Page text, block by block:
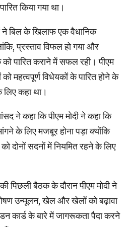
किया गया था।
ने बिल के खिलाफ एक वैधानिक
प्रस्ताव विफल हो गया और
पारित कराने में सफल रही। पीएम
को महत्वपूर्ण विधेयकों के पारित होने के
कहा था।
ने कहा कि पीएम मोदी ने कहा कि
के लिए मजबूर होना पड़ा क्योंकि
दोनों सदनों में नियमित रहने के लिए
बैठक के दौरान पीएम मोदी ने
उन्मूलन, खेल और खेलों को बढ़ावा
कार्ड के बारे में जागरूकता पैदा करने